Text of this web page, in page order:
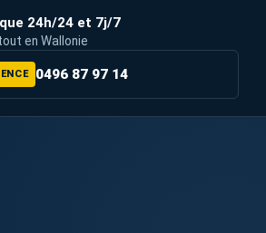
24h/24 et 7j/7
en Wallonie
0496 87 97 14